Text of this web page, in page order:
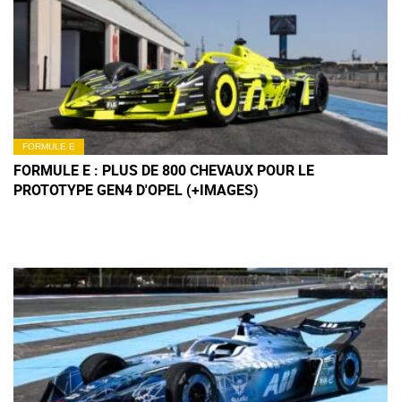
FORMULE E
FORMULE E : PLUS DE 800 CHEVAUX POUR LE
PROTOTYPE GEN4 D'OPEL (+IMAGES)